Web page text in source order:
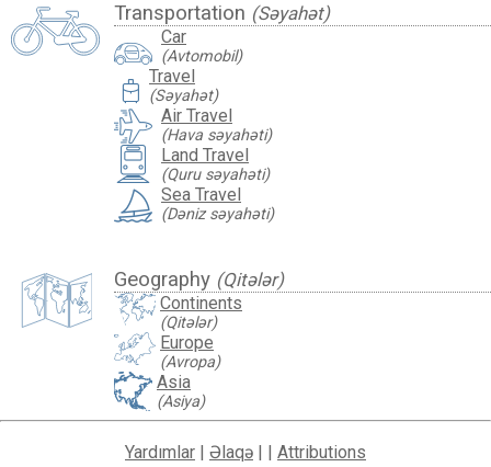
Transportation (Səyahət)
Car
(Avtomobil)
travel_luggage_and_bags Travel
(Səyahət)
Air Travel
(Hava səyahəti)
Land Travel
(Quru səyahəti)
Sea Travel
(Dəniz səyahəti)
Geography (Qitələr)
Continents
(Qitələr)
Europe
(Avropa)
Asia
(Asiya)
Yardımlar | Əlaqə | | Attributions